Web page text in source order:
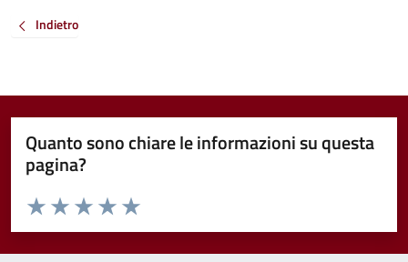
Indietro
Quanto sono chiare le informazioni su questa
pagina?
Valuta da 1 a 5 stelle la pagina
Valuta 5 stelle su 5
Valuta 4 stelle su 5
Valuta 3 stelle su 5
Valuta 2 stelle su 5
Valuta 1 stelle su 5